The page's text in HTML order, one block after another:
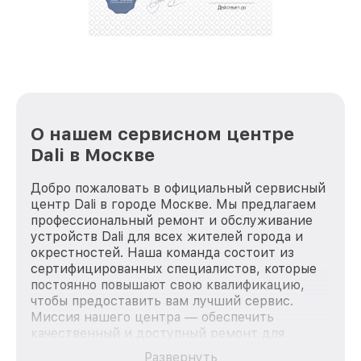
О нашем сервисном центре
Dali в Москве
Добро пожаловать в официальный сервисный
центр Dali в городе Москве. Мы предлагаем
профессиональный ремонт и обслуживание
устройств Dali для всех жителей города и
окрестностей. Наша команда состоит из
сертифицированных специалистов, которые
постоянно повышают свою квалификацию,
чтобы предоставить вам лучший сервис.
Миссия нашего центра — обеспечить
качественный и доступный ремонт для
каждого пользователя продукции Dali, вне
Развернуть